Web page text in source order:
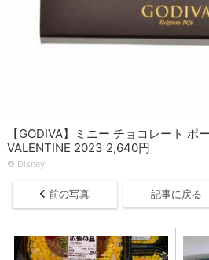
【GODIVA】ミニー チョコレート ポ
VALENTINE 2023 2,640円
© ︎Disney
前の写真 記事に戻る